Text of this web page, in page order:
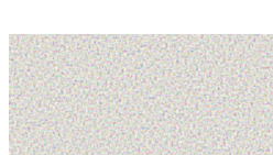
Cake design